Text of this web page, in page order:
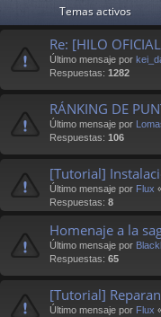
Temas activos
Re: [HILO
Último mensaje por
Respuestas: 1282
RÁNKING DE
Último mensaje por
Respuestas: 106
[Tutorial]
Último mensaje por Flux
Respuestas: 8
Homenaje a la
Último mensaje por
Respuestas: 65
[Tutorial]
Último mensaje por Flux